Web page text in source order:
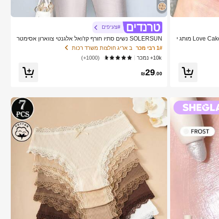
SHEGLAM Color Bloom סומק נוזלי מט-Love Cake מותג י
#צעיפים
SOLERSUN נשים סתיו חורף קז'ואל אלגנטי צווארון אסימטר
י שרוול ארוך חולצה אסימטרית מכפלת אופנתית וינטג' שקיעה
הדפס חג חולצות עם שרוולי עטלף הגעה חדשה רב-תכליתית,
סתיו חורף, נסיעות יומיומיות, יציאה
1# רבי מכר
ב אריג חולצות משרד רכות
10k+ נמכר
(1000+)
₪29 .00